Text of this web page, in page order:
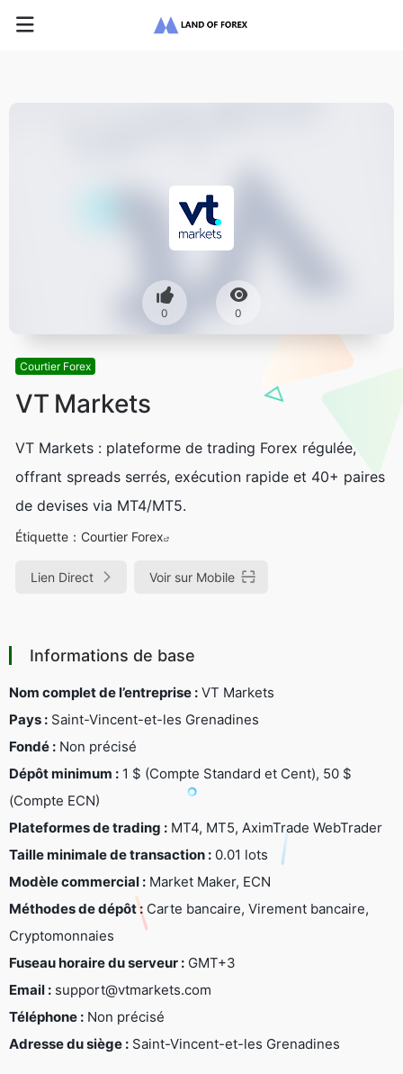
0 0
Courtier Forex
VT Markets
VT Markets : plateforme de trading Forex régulée,
offrant spreads serrés, exécution rapide et 40+ paires
de devises via MT4/MT5.
Étiquette： Courtier Forex
Lien Direct Voir sur Mobile
Informations de base
Nom complet de l’entreprise : VT Markets
Pays : Saint-Vincent-et-les Grenadines
Fondé : Non précisé
Dépôt minimum : 1 $ (Compte Standard et Cent), 50 $
(Compte ECN)
Plateformes de trading : MT4, MT5, AximTrade WebTrader
Taille minimale de transaction : 0.01 lots
Modèle commercial : Market Maker, ECN
Méthodes de dépôt : Carte bancaire, Virement bancaire,
Cryptomonnaies
Fuseau horaire du serveur : GMT+3
Email : support@vtmarkets.com
Téléphone : Non précisé
Adresse du siège : Saint-Vincent-et-les Grenadines